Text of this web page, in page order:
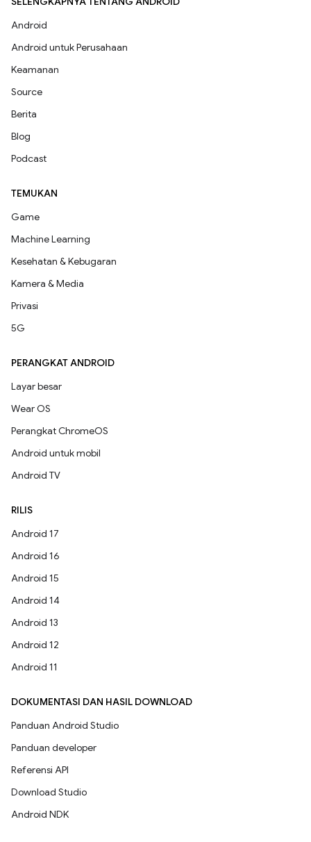
Android
Android untuk Perusahaan
Keamanan
Source
Berita
Blog
Podcast
TEMUKAN
Game
Machine Learning
Kesehatan & Kebugaran
Kamera & Media
Privasi
5G
PERANGKAT ANDROID
Layar besar
Wear OS
Perangkat ChromeOS
Android untuk mobil
Android TV
RILIS
Android 17
Android 16
Android 15
Android 14
Android 13
Android 12
Android 11
DOKUMENTASI DAN HASIL DOWNLOAD
Panduan Android Studio
Panduan developer
Referensi API
Download Studio
Android NDK